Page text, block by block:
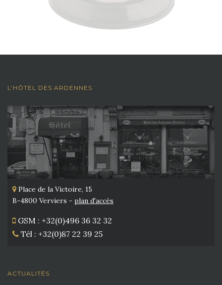
L’HÔTEL DES ARDENNES
Place de la Victoire, 15
B-4800 Verviers - plan d'accès
GSM : +32(0)496 36 32 32
Tél : +32(0)87 22 39 25
ACTUALITÉS